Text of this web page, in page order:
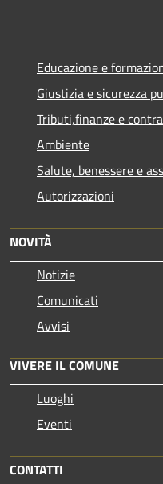
Educazione e
Giustizia e sicurezza
Tributi,finanze e
Ambiente
Salute, benessere e
Autorizzazioni
NOVITÀ
Notizie
Comunicati
Avvisi
VIVERE IL COMUNE
Luoghi
Eventi
CONTATTI